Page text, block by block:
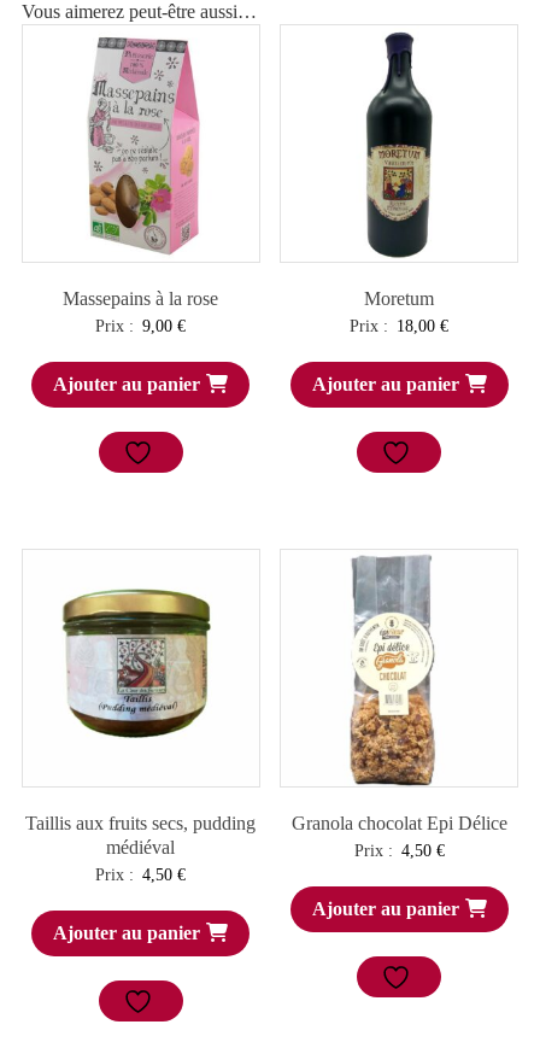
Vous aimerez peut-être aussi…
Massepains à la rose
Prix : 9,00€
Ajouter au panier
Moretum
Prix : 18,00€
Ajouter au panier
Taillis aux fruits secs, pudding
médiéval
Prix : 4,50€
Ajouter au panier
Granola chocolat Epi Délice
Prix : 4,50 €
Ajouter au panier